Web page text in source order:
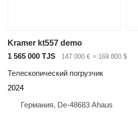
Kramer kt557 demo
1 565 000 TJS
147 000 € ≈ 169 800 $
Телескопический погрузчик
2024
Германия, De-48683 Ahaus